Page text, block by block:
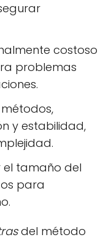
costoso
problemas
y estabilidad,
el tamaño del
para
del método